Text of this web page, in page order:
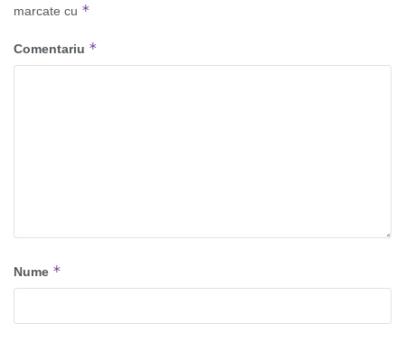
marcate cu *
Comentariu *
Nume *